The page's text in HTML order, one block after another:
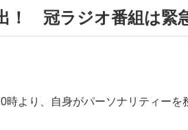
！ 冠ラジオ番組は緊
より、自身がパーソナリティーを